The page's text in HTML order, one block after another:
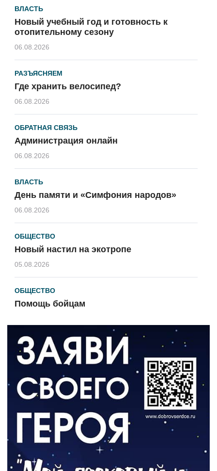
ВЛАСТЬ
Новый учебный год и готовность к
отопительному сезону
06.08.2026
РАЗЪЯСНЯЕМ
Где хранить велосипед?
06.08.2026
ОБРАТНАЯ СВЯЗЬ
Администрация онлайн
06.08.2026
ВЛАСТЬ
День памяти и «Симфония народов»
06.08.2026
ОБЩЕСТВО
Новый настил на экотропе
05.08.2026
ОБЩЕСТВО
Помощь бойцам
ВЛАСТЬ
«Второй старт» для ветеранов СВО
РАЗЪЯСНЯЕМ
Контракт с новой выплатой
05.08.2026